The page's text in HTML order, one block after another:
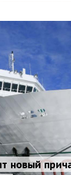
новый